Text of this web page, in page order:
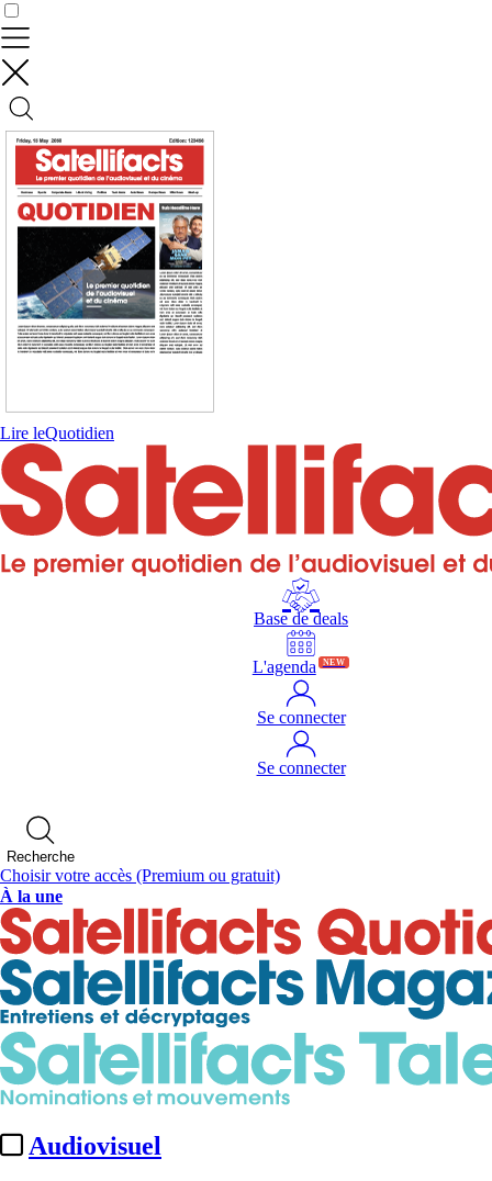
Lire leQuotidien
Base de deals
L'agenda NEW
Se connecter
Se connecter
Recherche
Choisir votre accès (Premium ou gratuit)
À la une
Audiovisuel
Contrôler vos données